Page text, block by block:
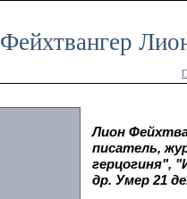
Фейхтвангер
Лион
писатель,
герцогиня",
др. Умер 21